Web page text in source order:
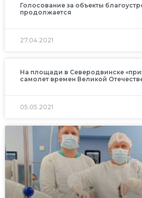
Голосование за объекты
продолжается
27.04.2021
На площади в Северодвинске
самолет времен Великой
05.05.2021